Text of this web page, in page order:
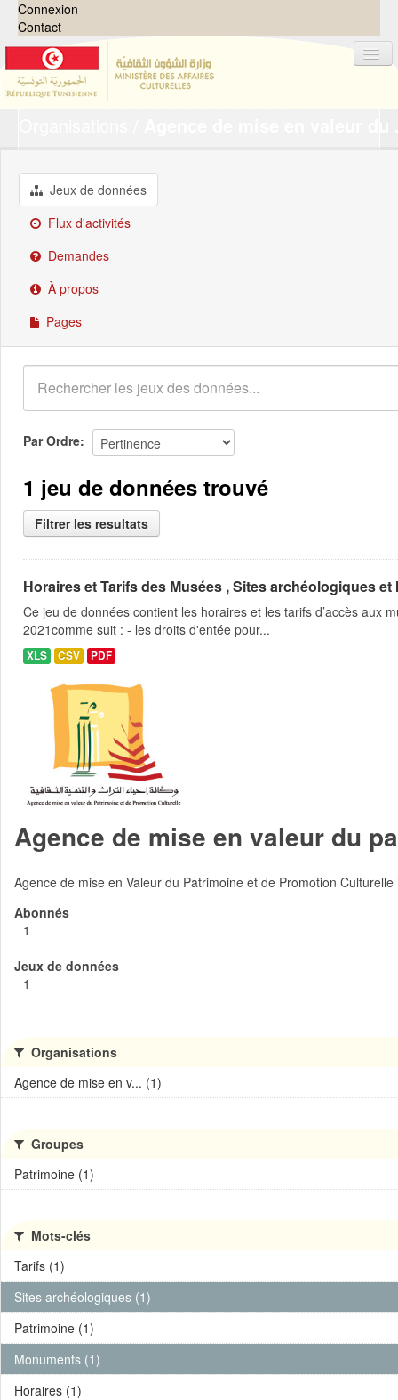
Connexion
Contact
Groupes
Demandes
À propos
Jeux de données
Flux d'activités
Demandes
À propos
Pages
Par Ordre
1 jeu de données trouvé
Filtrer les resultats
Horaires et Tarifs des Musées , Sites archéologiques
Ce jeu de données contient les horaires et les tarifs d’accès aux
2021comme suit : - les droits d'entée pour...
XLS CSV PDF
Agence de mise en valeur du
Agence de mise en Valeur du Patrimoine et de Promotion
Abonnés
1
Jeux de données
1
Organisations
Agence de mise en v... (1)
Groupes
Patrimoine (1)
Mots-clés
Tarifs (1)
Sites archéologiques (1)
Patrimoine (1)
Monuments (1)
Horaires (1)